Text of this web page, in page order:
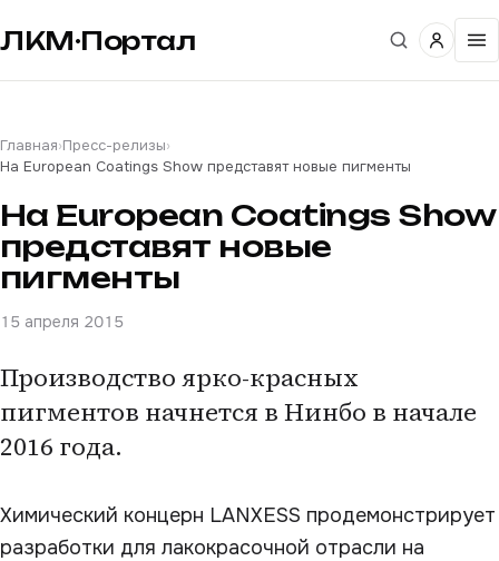
ЛКМ·Портал
Главная›Пресс-релизы›
На European Coatings Show представят новые пигменты
На European Coatings Show
представят новые
пигменты
15 апреля 2015
Производство ярко-красных
пигментов начнется в Нинбо в начале
2016 года.
Химический концерн LANXESS продемонстрирует
разработки для лакокрасочной отрасли на